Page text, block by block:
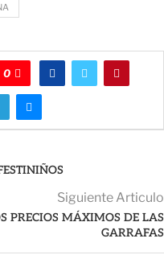
0
Siguiente Articulo
PRECIOS MÁXIMOS DE LAS
GARRAFAS